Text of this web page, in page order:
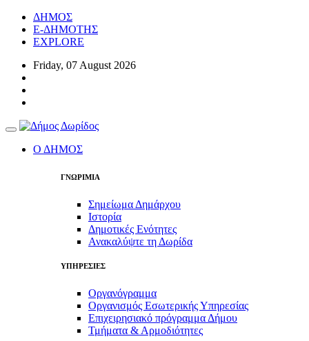
ΔΗΜΟΣ
E-ΔΗΜΟΤΗΣ
EXPLORE
Friday, 07 August 2026
Toggle
navigationΟ ΔΗΜΟΣ
ΓΝΩΡΙΜΙΑ
Σημείωμα Δημάρχου
Ιστορία
Δημοτικές Ενότητες
Ανακαλύψτε τη Δωρίδα
ΥΠΗΡΕΣΙΕΣ
Οργανόγραμμα
Οργανισμός Εσωτερικής Υπηρεσίας
Επιχειρησιακό πρόγραμμα Δήμου
Τμήματα & Αρμοδιότητες